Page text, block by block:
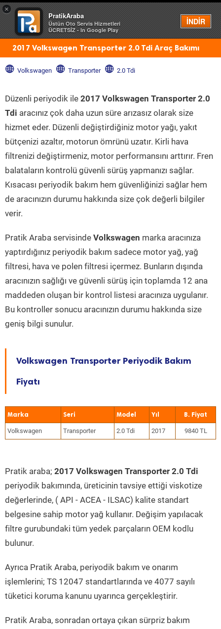
×
PratikAraba
Üstün Oto Servis Hizmetleri
ÜCRETSİZ - In Google Play
İNDİR
Menü
2017 Volkswagen Transporter 2.0 Tdi Araç Bakımı
Volkswagen Transporter 2.0 Tdi
Düzenli periyodik ile 2017 Volkswagen Transporter 2.0
Tdi aracınız çok daha uzun süre arızasız olarak size
hizmet eder. Düzenli değiştirdiğiniz motor yağı, yakıt
bütçenizi azaltır, motorun ömrünü uzatır. Kirli hava
filtrenizi değiştirmeniz, motor performansını arttırır. Fren
balataların kontrolü güvenli sürüş yapmanızı sağlar.
Kısacası periyodik bakım hem güvenliğinizi sağlar hem
de aracınızın durumu hakkında size çok değerli bilgiler
verir.
Pratik Araba servisinde Volkswagen marka aracınıza
yaptırdığınız periyodik bakım sadece motor yağ, yağ
filtresi, hava ve polen filtresi içermez. Bunların dışında
aracınızın sağlığı ve güvenli sürüş için toplamda 12 ana
maddeden oluşan bir kontrol listesi aracınıza uygulanır.
Bu kontroller sonucu aracınızın durumu hakkında size
geniş bilgi sunulur.
Volkswagen Transporter Periyodik Bakım
Fiyatı
Marka Seri Model Yıl
Volkswagen Transporter 2.0 Tdi 2017 9840 TL
Pratik araba; 2017 Volkswagen Transporter 2.0 Tdi
periyodik bakımında, üreticinin tavsiye ettiği viskotize
değerlerinde, ( API - ACEA - ILSAC) kalite standart
belgesine sahip motor yağ kullanır. Değişim yapılacak
filtre gurubundaki tüm yedek parçaların OEM kodlu
bulunur.
Ayrıca Pratik Araba, periyodik bakım ve onarım
işlemlerini; TS 12047 standartlarında ve 4077 sayılı
tüketici koruma kanunu uyarınca gerçekleştirir.
Pratik Araba, sonradan ortaya çıkan sürpriz bakım